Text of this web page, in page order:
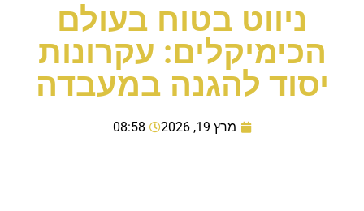
ניווט בטוח בעולם
הכימיקלים: עקרונות
יסוד להגנה במעבדה
מרץ 19, 2026 08:58